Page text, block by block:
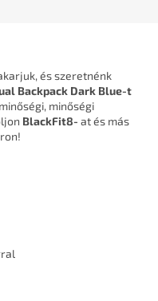
és szeretnénk
Backpack Dark Blue-t
minőségi
BlackFit8- at és más